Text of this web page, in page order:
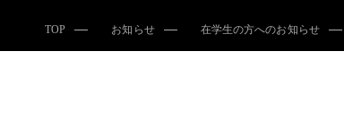
TOP お知らせ 在学生の方へのお知らせ